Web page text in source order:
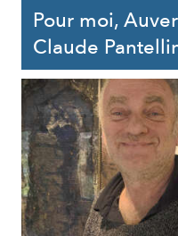
Pour moi,
Claude